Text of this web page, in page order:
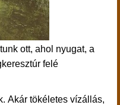
ott, ahol nyugat, a
felé
Akár tökéletes vízállás,